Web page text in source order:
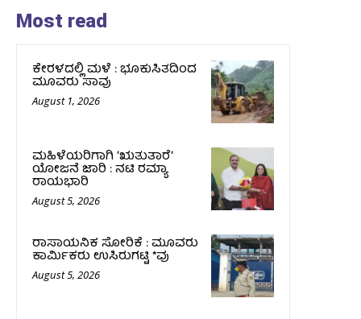
Most read
ಕೇರಳದಲ್ಲಿ ಮಳೆ : ಭೂಕುಸಿತದಿಂದ
ಮೂವರು ಸಾವು
August 1, 2026
ಮಹಿಳೆಯರಿಗಾಗಿ ʼಋತುತಾರೆʼ
ಯೋಜನೆ ಜಾರಿ : ನಟಿ ರಮ್ಯಾ
ರಾಯಭಾರಿ
August 5, 2026
ರಾಸಾಯನಿಕ ಸೋರಿಕೆ : ಮೂವರು
ಕಾರ್ಮಿಕರು ಉಸಿರುಗಟ್ಟಿ *ವು
August 5, 2026